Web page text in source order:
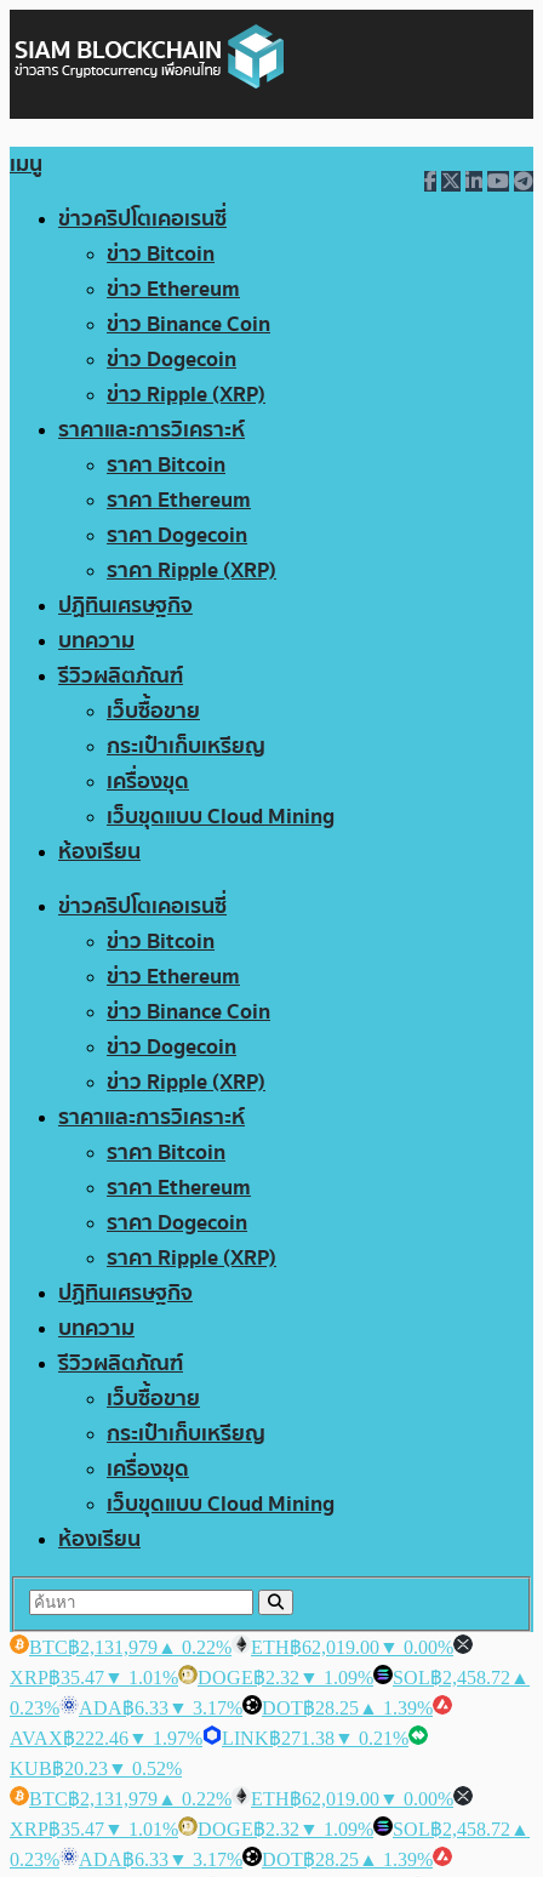
เมนู
ข่าวคริปโตเคอเรนซี่
ข่าว Bitcoin
ข่าว Ethereum
ข่าว Binance Coin
ข่าว Dogecoin
ข่าว Ripple (XRP)
ราคาและการวิเคราะห์
ราคา Bitcoin
ราคา Ethereum
ราคา Dogecoin
ราคา Ripple (XRP)
ปฏิทินเศรษฐกิจ
บทความ
รีวิวผลิตภัณฑ์
เว็บซื้อขาย
กระเป๋าเก็บเหรียญ
เครื่องขุด
เว็บขุดแบบ Cloud Mining
ห้องเรียน
ข่าวคริปโตเคอเรนซี่
ข่าว Bitcoin
ข่าว Ethereum
ข่าว Binance Coin
ข่าว Dogecoin
ข่าว Ripple (XRP)
ราคาและการวิเคราะห์
ราคา Bitcoin
ราคา Ethereum
ราคา Dogecoin
ราคา Ripple (XRP)
ปฏิทินเศรษฐกิจ
บทความ
รีวิวผลิตภัณฑ์
เว็บซื้อขาย
กระเป๋าเก็บเหรียญ
เครื่องขุด
เว็บขุดแบบ Cloud Mining
ห้องเรียน
BTC฿2,131,979 ▲ 0.22% ETH฿62,019.00▼ 0.00%
XRP฿35.47▼ 1.01% DOGE฿2.32 ▼ 1.09% SOL฿2,458.72 ▲
0.23%
ADA฿6.33▼ 3.17% DOT฿28.25 ▲ 1.39%
AVAX฿222.46▼ 1.97% LINK฿271.38▼ 0.21%
KUB฿20.23▼ 0.52%
BTC฿2,131,979 ▲ 0.22% ETH฿62,019.00▼ 0.00%
XRP฿35.47▼ 1.01% DOGE฿2.32 ▼ 1.09% SOL฿2,458.72 ▲
0.23%
ADA฿6.33▼ 3.17% DOT฿28.25 ▲ 1.39%